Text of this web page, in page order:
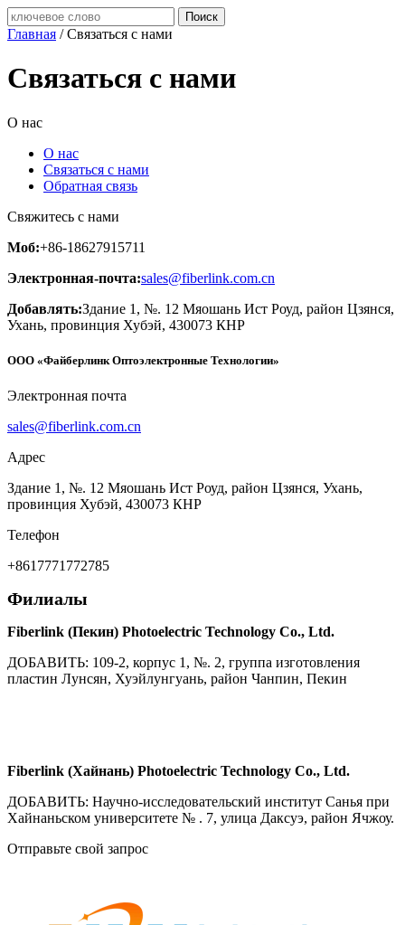
Главная / Связаться с нами
Связаться с нами
О нас
О нас
Связаться с нами
Обратная связь
Свяжитесь с нами
Моб:+86-18627915711
Электронная-почта:sales@fiberlink.com.cn
Добавлять:Здание 1, №. 12 Мяошань Ист Роуд, район Цзянся,
Ухань, провинция Хубэй, 430073 КНР
ООО «Файберлинк Оптоэлектронные Технологии»
Электронная почта
sales@fiberlink.com.cn
Адрес
Здание 1, №. 12 Мяошань Ист Роуд, район Цзянся, Ухань,
провинция Хубэй, 430073 КНР
Телефон
+8617771772785
Филиалы
Fiberlink (Пекин) Photoelectric Technology Co., Ltd.
ДОБАВИТЬ: 109-2, корпус 1, №. 2, группа изготовления
пластин Лунсян, Хуэйлунгуань, район Чанпин, Пекин
Fiberlink (Хайнань) Photoelectric Technology Co., Ltd.
ДОБАВИТЬ: Научно-исследовательский институт Санья при
Хайнаньском университете № . 7, улица Даксуэ, район Ячжоу.
Отправьте свой запрос